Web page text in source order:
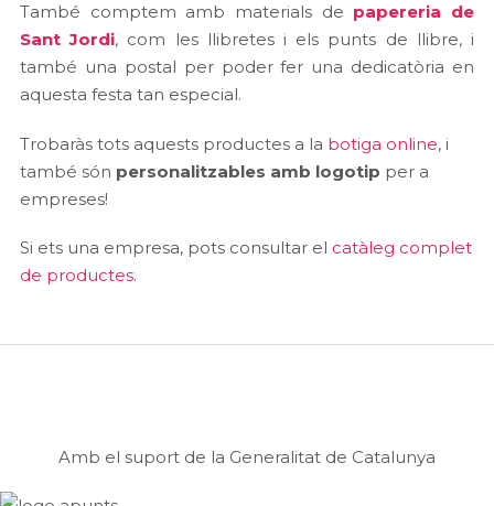
També comptem amb materials de papereria de
Sant Jordi, com les llibretes i els punts de llibre, i
també una postal per poder fer una dedicatòria en
aquesta festa tan especial.
Trobaràs tots aquests productes a la botiga online, i
també són personalitzables amb logotip per a
empreses!
Si ets una empresa, pots consultar el catàleg complet
de productes.
Amb el suport de la Generalitat de Catalunya